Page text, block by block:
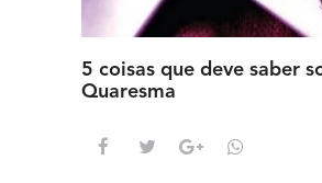
5 coisas que deve saber
Quaresma